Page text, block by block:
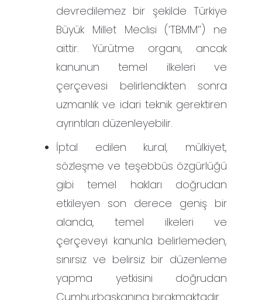
devredilemez bir şekilde Türkiye
Büyük Millet Meclisi (‘TBMM’’) ne
aittir. Yürütme organı, ancak
kanunun temel ilkeleri ve
çerçevesi belirlendikten sonra
uzmanlık ve idari teknik gerektiren
ayrıntıları düzenleyebilir.
İptal edilen kural, mülkiyet,
sözleşme ve teşebbüs özgürlüğü
gibi temel hakları doğrudan
etkileyen son derece geniş bir
alanda, temel ilkeleri ve
çerçeveyi kanunla belirlemeden,
sınırsız ve belirsiz bir düzenleme
yapma yetkisini doğrudan
Cumhurbaşkanına bırakmaktadır.